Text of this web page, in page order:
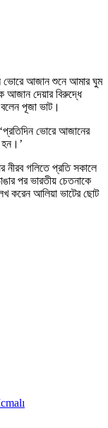
ভোরে আজান শুনে আমার ঘুম
আজান দেয়ার বিরুদ্ধে
পূজা ভাট।
ভোরে আজানের
হন।’
নীরব গলিতে প্রতি সকালে
পর ভারতীয় চেতনাকে
করেন আলিয়া ভাটের ছোট